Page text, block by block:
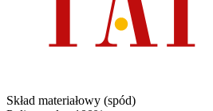
Skład materiałowy (spód)